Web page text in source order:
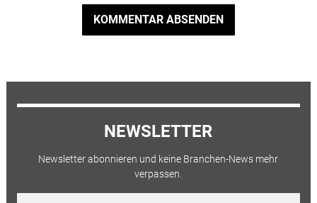
KOMMENTAR ABSENDEN
NEWSLETTER
Newsletter abonnieren und keine Branchen-News mehr
verpassen.